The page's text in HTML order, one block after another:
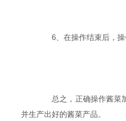
6、在操作结束后，操作
总之，正确操作酱菜加
并生产出好的酱菜产品。